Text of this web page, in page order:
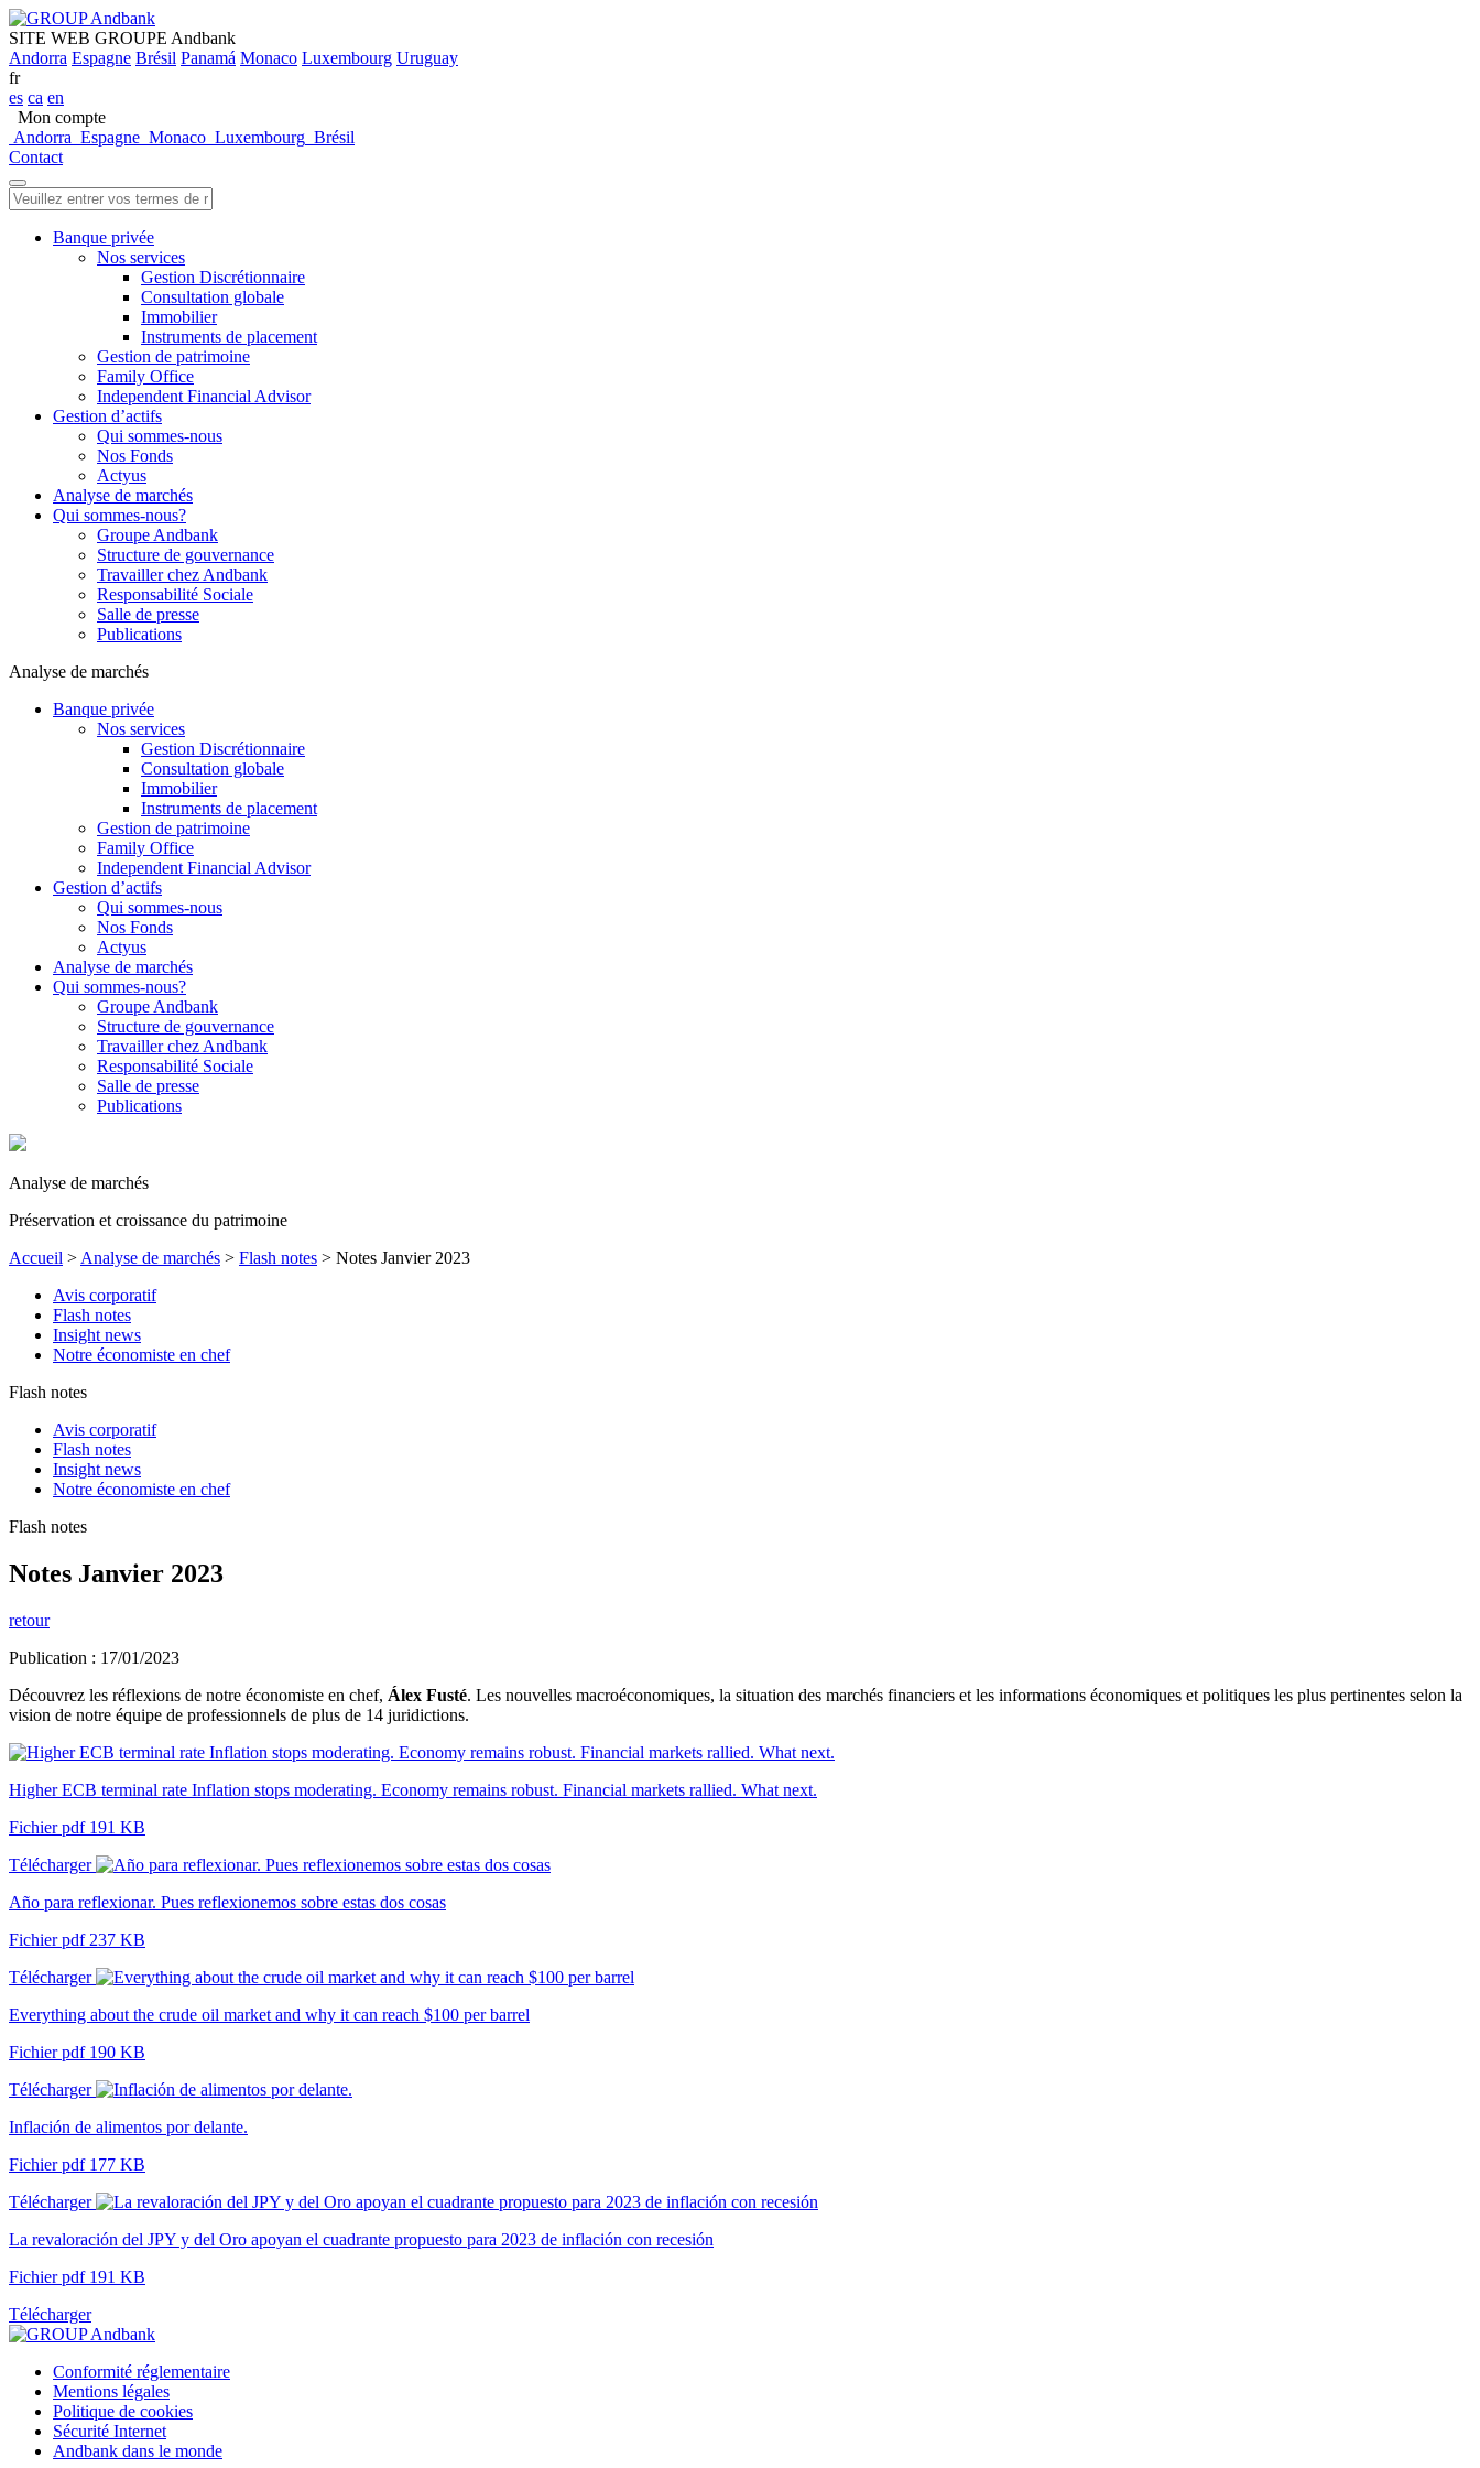
SITE WEB GROUPE Andbank
Andorra Espagne Brésil Panamá Monaco Luxembourg Uruguay
fr
es ca en
Mon compte
Andorra Espagne Monaco Luxembourg Brésil
Contact
Banque privée
Nos services
Gestion Discrétionnaire
Consultation globale
Immobilier
Instruments de placement
Gestion de patrimoine
Family Office
Independent Financial Advisor
Gestion d’actifs
Qui sommes-nous
Nos Fonds
Actyus
Analyse de marchés
Qui sommes-nous?
Groupe Andbank
Structure de gouvernance
Travailler chez Andbank
Responsabilité Sociale
Salle de presse
Publications
Analyse de marchés
Banque privée
Nos services
Gestion Discrétionnaire
Consultation globale
Immobilier
Instruments de placement
Gestion de patrimoine
Family Office
Independent Financial Advisor
Gestion d’actifs
Qui sommes-nous
Nos Fonds
Actyus
Analyse de marchés
Qui sommes-nous?
Groupe Andbank
Structure de gouvernance
Travailler chez Andbank
Responsabilité Sociale
Salle de presse
Publications
Analyse de marchés
Préservation et croissance du patrimoine
Accueil > Analyse de marchés > Flash notes > Notes Janvier 2023
Avis corporatif
Flash notes
Insight news
Notre économiste en chef
Flash notes
Avis corporatif
Flash notes
Insight news
Notre économiste en chef
Flash notes
Notes Janvier 2023
retour
Publication : 17/01/2023
Découvrez les réflexions de notre économiste en chef, Álex Fusté. Les nouvelles macroéconomiques, la situation des marchés financiers et les informations économiques et politiques les plus pertinentes selon la
vision de notre équipe de professionnels de plus de 14 juridictions.
Higher ECB terminal rate Inflation stops moderating. Economy remains robust. Financial markets rallied. What next.
Fichier pdf 191 KB
Télécharger
Año para reflexionar. Pues reflexionemos sobre estas dos cosas
Fichier pdf 237 KB
Télécharger
Everything about the crude oil market and why it can reach $100 per barrel
Fichier pdf 190 KB
Télécharger
Inflación de alimentos por delante.
Fichier pdf 177 KB
Télécharger
La revaloración del JPY y del Oro apoyan el cuadrante propuesto para 2023 de inflación con recesión
Fichier pdf 191 KB
Télécharger
Conformité réglementaire
Mentions légales
Politique de cookies
Sécurité Internet
Andbank dans le monde